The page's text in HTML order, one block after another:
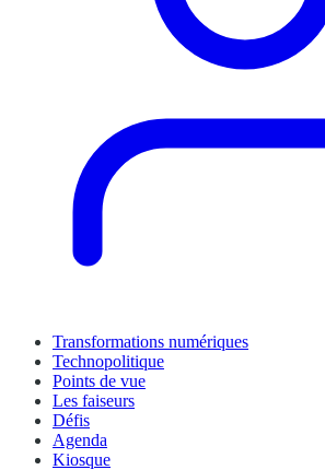
Transformations numériques
Technopolitique
Points de vue
Les faiseurs
Défis
Agenda
Kiosque